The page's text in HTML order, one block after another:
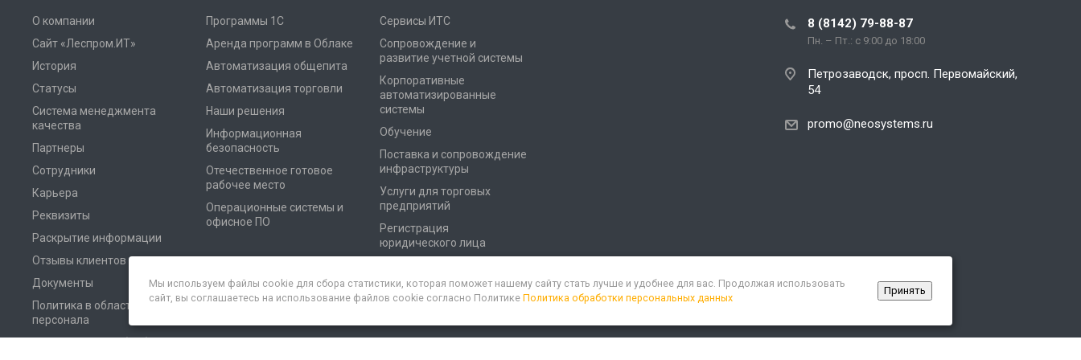
О компании
Сайт «Леспром.ИТ»
История
Статусы
Система менеджмента
качества
Партнеры
Сотрудники
Карьера
Реквизиты
Раскрытие информации
Отзывы клиентов
Документы
Политика в области
персонала
Программы 1С
Аренда программ в Облаке
Автоматизация общепита
Автоматизация торговли
Наши решения
Информационная
безопасность
Отечественное готовое
рабочее место
Операционные системы и
офисное ПО
Сервисы ИТС
Сопровождение и
развитие учетной системы
Корпоративные
автоматизированные
системы
Обучение
Поставка и сопровождение
инфраструктуры
Услуги для торговых
предприятий
Регистрация
юридического лица
8 (8142) 79-88-87
Пн. – Пт.: с 9:00 до 18:00
Петрозаводск, просп. Первомайский,
54
promo@neosystems.ru
Мы используем файлы cookie для сбора статистики, которая поможет нашему сайту стать лучше и удобнее для вас. Продолжая использовать
сайт, вы соглашаетесь на использование файлов cookie согласно Политике Политика обработки персональных данных
Принять